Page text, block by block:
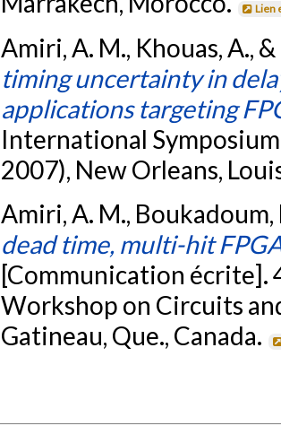
Lien
Amiri, A. M., Khouas, A.,
timing uncertainty in
applications targeting
International
2007), New Orleans,
Amiri, A. M.,
dead time, multi-hit
[Communication écrite].
Workshop on Circuits
Gatineau, Que., Canada.